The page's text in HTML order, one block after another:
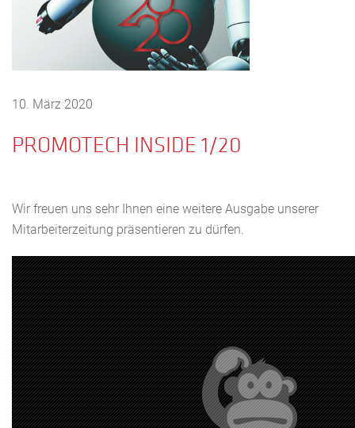
10. März 2020
PROMOTECH INSIDE 1/20
Wir freuen uns sehr Ihnen eine weitere Ausgabe unserer
Mitarbeiterzeitung präsentieren zu dürfen.